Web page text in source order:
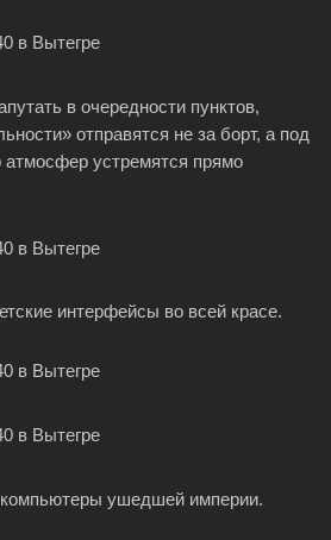
в очередности пунктов,
отправятся не за борт, а под
атмосфер устремятся прямо
интерфейсы во всей красе.
ушедшей империи.